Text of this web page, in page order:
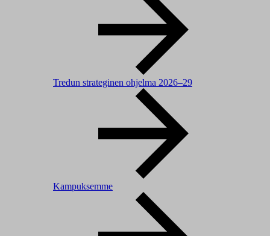
Tredun strateginen ohjelma 2026–29
Kampuksemme